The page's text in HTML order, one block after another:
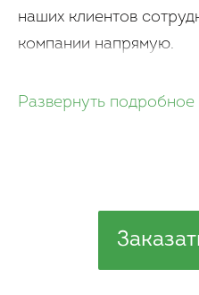
наших клиентов
компании напрямую.
Развернуть подробное